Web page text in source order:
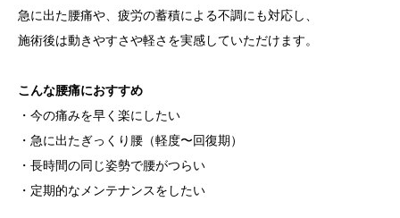
急に出た腰痛や、疲労の蓄積による不調にも対応し、
施術後は動きやすさや軽さを実感していただけます。
こんな腰痛におすすめ
・今の痛みを早く楽にしたい
・急に出たぎっくり腰（軽度〜回復期）
・長時間の同じ姿勢で腰がつらい
・定期的なメンテナンスをしたい